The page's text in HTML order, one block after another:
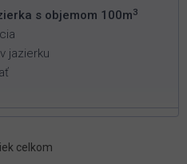
s objemom 100m3
jazierku
O celkom